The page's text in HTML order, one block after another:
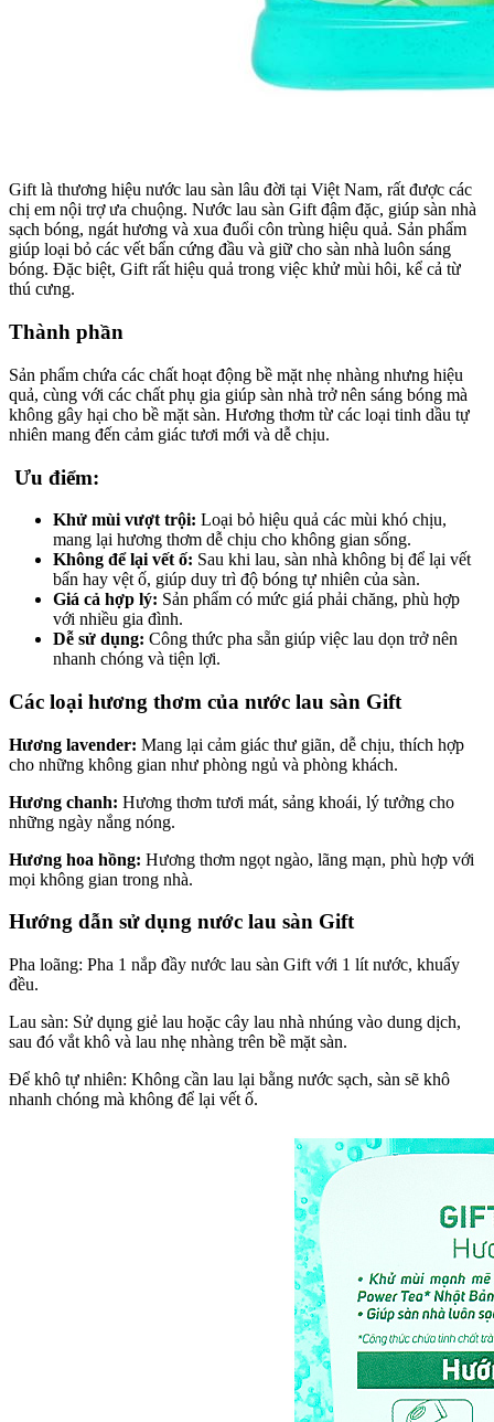
Gift là thương hiệu nước lau sàn lâu đời tại Việt Nam, rất được các
chị em nội trợ ưa chuộng. Nước lau sàn Gift đậm đặc, giúp sàn nhà
sạch bóng, ngát hương và xua đuổi côn trùng hiệu quả. Sản phẩm
giúp loại bỏ các vết bẩn cứng đầu và giữ cho sàn nhà luôn sáng
bóng. Đặc biệt, Gift rất hiệu quả trong việc khử mùi hôi, kể cả từ
thú cưng.
Thành phần
Sản phẩm chứa các chất hoạt động bề mặt nhẹ nhàng nhưng hiệu
quả, cùng với các chất phụ gia giúp sàn nhà trở nên sáng bóng mà
không gây hại cho bề mặt sàn. Hương thơm từ các loại tinh dầu tự
nhiên mang đến cảm giác tươi mới và dễ chịu.
Ưu điểm:
Khử mùi vượt trội: Loại bỏ hiệu quả các mùi khó chịu,
mang lại hương thơm dễ chịu cho không gian sống.
Không để lại vết ố: Sau khi lau, sàn nhà không bị để lại vết
bẩn hay vệt ố, giúp duy trì độ bóng tự nhiên của sàn.
Giá cả hợp lý: Sản phẩm có mức giá phải chăng, phù hợp
với nhiều gia đình.
Dễ sử dụng: Công thức pha sẵn giúp việc lau dọn trở nên
nhanh chóng và tiện lợi.
Các loại hương thơm của nước lau sàn Gift
Hương lavender: Mang lại cảm giác thư giãn, dễ chịu, thích hợp
cho những không gian như phòng ngủ và phòng khách.
Hương chanh: Hương thơm tươi mát, sảng khoái, lý tưởng cho
những ngày nắng nóng.
Hương hoa hồng: Hương thơm ngọt ngào, lãng mạn, phù hợp với
mọi không gian trong nhà.
Hướng dẫn sử dụng nước lau sàn Gift
Pha loãng: Pha 1 nắp đầy nước lau sàn Gift với 1 lít nước, khuấy
đều.
Lau sàn: Sử dụng giẻ lau hoặc cây lau nhà nhúng vào dung dịch,
sau đó vắt khô và lau nhẹ nhàng trên bề mặt sàn.
Để khô tự nhiên: Không cần lau lại bằng nước sạch, sàn sẽ khô
nhanh chóng mà không để lại vết ố.